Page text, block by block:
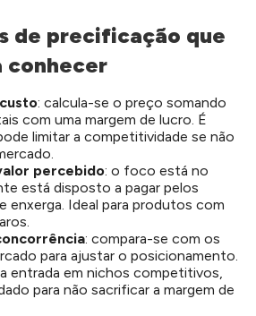
de precificação que
conhecer
: calcula-se o preço somando
com uma margem de lucro. É
limitar a competitividade se não
percebido: o foco está no
está disposto a pagar pelos
enxerga. Ideal para produtos com
: compara-se com os
para ajustar o posicionamento.
entrada em nichos competitivos,
para não sacrificar a margem de